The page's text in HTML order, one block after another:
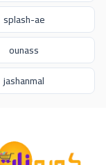
splash-ae
ounass
jashanmal